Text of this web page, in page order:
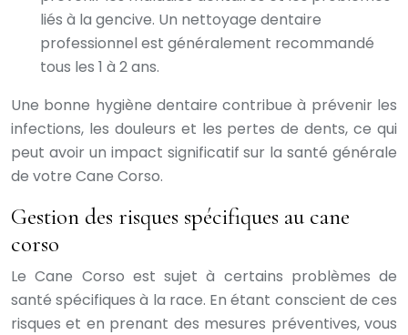
liés à la gencive. Un nettoyage dentaire
professionnel est généralement recommandé
tous les 1 à 2 ans.
Une bonne hygiène dentaire contribue à prévenir les
infections, les douleurs et les pertes de dents, ce qui
peut avoir un impact significatif sur la santé générale
de votre Cane Corso.
Gestion des risques spécifiques au cane
corso
Le Cane Corso est sujet à certains problèmes de
santé spécifiques à la race. En étant conscient de ces
risques et en prenant des mesures préventives, vous